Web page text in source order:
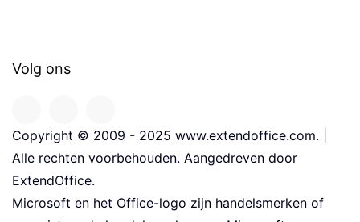
Volg ons
Copyright © 2009 - 2025 www.extendoffice.com. |
Alle rechten voorbehouden. Aangedreven door
ExtendOffice.
Microsoft en het Office-logo zijn handelsmerken of